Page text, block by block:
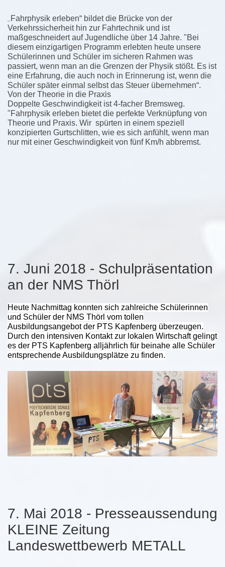
Fahrphysik erleben“ bildet die Brücke von der
Verkehrssicherheit hin zur Fahrtechnik und ist
maßgeschneidert auf Jugendliche über 14 Jahre. "Bei
diesem einzigartigen Programm erlebten heute unsere
Schülerinnen und Schüler im sicheren Rahmen was
passiert, wenn man an die Grenzen der Physik stößt. Es ist
eine Erfahrung, die auch noch in Erinnerung ist, wenn die
Schüler später einmal selbst das Steuer übernehmen“.
Von der Theorie in die Praxis
Doppelte Geschwindigkeit ist 4-facher Bremsweg.
"Fahrphysik erleben bietet die perfekte Verknüpfung von
Theorie und Praxis. Wir spürten in einem speziell
konzipierten Gurtschlitten, wie es sich anfühlt, wenn man
nur mit einer Geschwindigkeit von fünf Km/h abbremst.
7. Juni 2018 - Schulpräsentation
an der NMS Thörl
Heute Nachmittag konnten sich zahlreiche Schülerinnen
und Schüler der NMS Thörl vom tollen
Ausbildungsangebot der PTS Kapfenberg überzeugen.
Durch den intensiven Kontakt zur lokalen Wirtschaft gelingt
es der PTS Kapfenberg alljährlich für beinahe alle Schüler
entsprechende Ausbildungsplätze zu finden.
7. Mai 2018 - Presseaussendung
KLEINE Zeitung
Landeswettbewerb METALL